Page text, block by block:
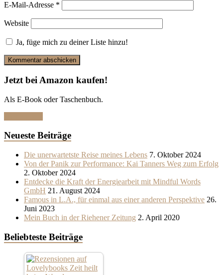
E-Mail-Adresse *
Website
Ja, füge mich zu deiner Liste hinzu!
Jetzt bei Amazon kaufen!
Als E-Book oder Taschenbuch.
Neueste Beiträge
Die unerwartetste Reise meines Lebens 7. Oktober 2024
Von der Panik zur Performance: Kai Tanners Weg zum Erfolg
2. Oktober 2024
Entdecke die Kraft der Energiearbeit mit Mindful Words
GmbH 21. August 2024
Famous in L.A., für einmal aus einer anderen Perspektive 26.
Juni 2023
Mein Buch in der Riehener Zeitung 2. April 2020
Beliebteste Beiträge